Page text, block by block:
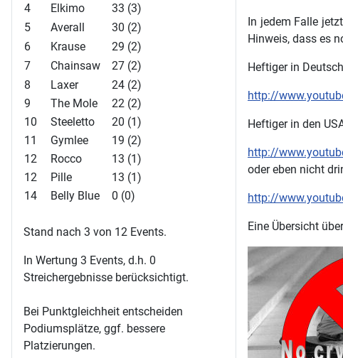
4
Elkimo
33 (3)
5
Averall
30 (2)
6
Krause
29 (2)
7
Chainsaw
27 (2)
8
Laxer
24 (2)
9
The Mole
22 (2)
10
Steeletto
20 (1)
11
Gymlee
19 (2)
12
Rocco
13 (1)
12
Pille
13 (1)
14
Belly Blue 0 (0)
Stand nach 3 von 12 Events.
In Wertung 3 Events, d.h. 0
Streichergebnisse berücksichtigt.
Bei Punktgleichheit entscheiden
Podiumsplätze, ggf. bessere
Platzierungen.
In jedem Falle
Hinweis, dass es
Heftiger in
http://
Heftiger in den
http://
oder eben nicht
http://
Eine Übersicht